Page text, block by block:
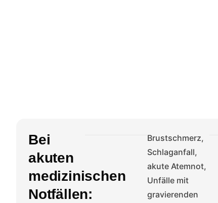
Bei
akuten
medizinischen
Notfällen:
Brustschmerz,
Schlaganfall,
akute Atemnot,
Unfälle mit
gravierenden